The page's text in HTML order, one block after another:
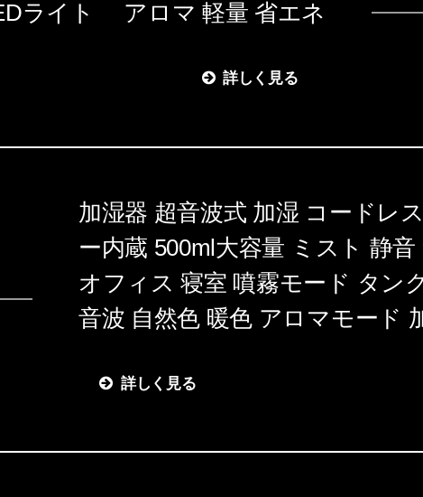
ライト アロマ 軽量 省エネ
詳しく見る
加湿器 超音波式 加湿 コードレ
ー内蔵 500ml大容量 ミスト 静
オフィス 寝室 噴霧モード タン
音波 自然色 暖色 アロマモード
詳しく見る